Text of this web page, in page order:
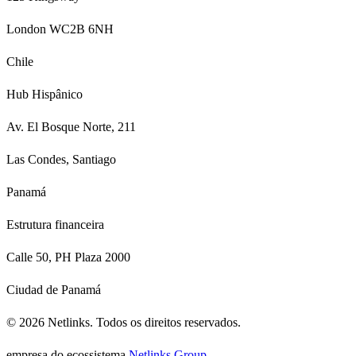
London WC2B 6NH
Chile
Hub Hispânico
Av. El Bosque Norte, 211
Las Condes, Santiago
Panamá
Estrutura financeira
Calle 50, PH Plaza 2000
Ciudad de Panamá
© 2026 Netlinks. Todos os direitos reservados.